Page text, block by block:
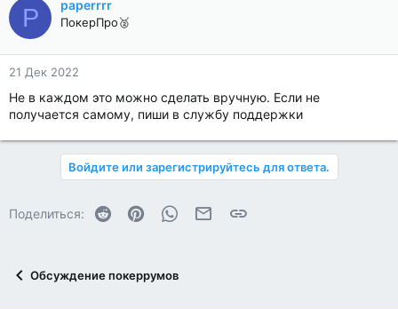
P paperrrr
ПокерПро🥈
21 Дек 2022
Не в каждом это можно сделать вручную. Если не
получается самому, пиши в службу поддержки
Войдите или зарегистрируйтесь для ответа.
Поделиться: Reddit PinterestWhatsAppЭлектронная почта
Ссылка
Обсуждение покеррумов